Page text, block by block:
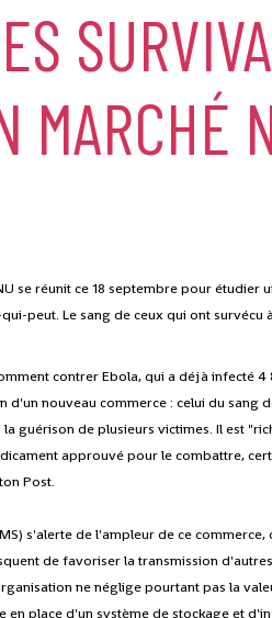
MARCHÉ
se réunit ce 18 septembre pour
peut. Le sang de ceux qui ont
contrer Ebola, qui a déjà infecté
nouveau commerce : celui du sang
guérison de plusieurs victimes. Il est
approuvé pour le combattre,
Post.
s'alerte de l'ampleur de ce
de favoriser la transmission
ne néglige pourtant pas la
en place d'un système de stockage et